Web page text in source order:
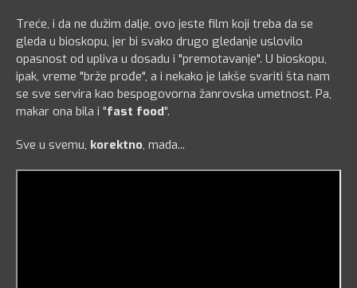
Treće, i da ne dužim dalje, ovo jeste film koji treba da se
gleda u bioskopu, jer bi svako drugo gledanje uslovilo
opasnost od upliva u dosadu i "premotavanje". U bioskopu,
ipak, vreme "brže prođe", a i nekako je lakše svariti šta nam
se sve servira kao bespogovorna žanrovska umetnost. Pa,
makar ona bila i "fast food".
Sve u svemu, korektno, mada...